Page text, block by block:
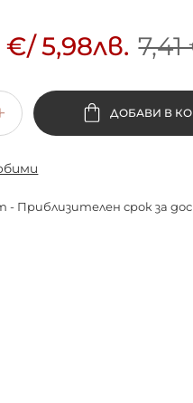
€/5,98лв.
ДОБАВИ В
- Приблизителен срок за